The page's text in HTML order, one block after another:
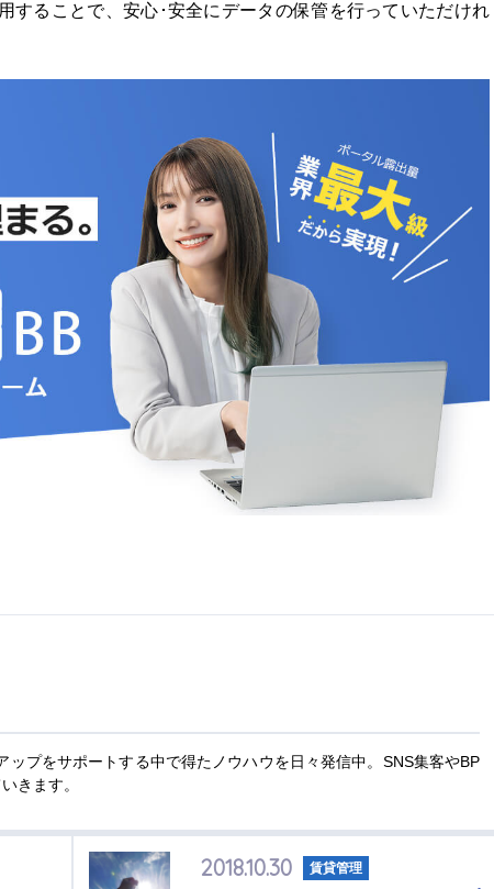
することで、安心･安全にデータの保管を行っていただけれ
プをサポートする中で得たノウハウを日々発信中。SNS集客やBP
きます。
2018.10.30 賃貸管理